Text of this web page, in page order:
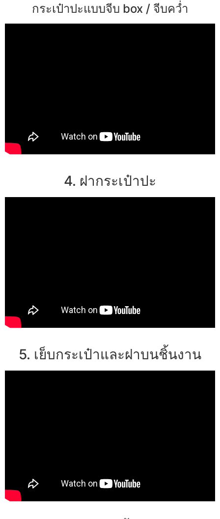
กระเป๋าปะแบบจีบ box / จีบคว่ำ
4. ฝากระเป๋าปะ
5. เย็บกระเป๋าและฝาบนชิ้นงาน